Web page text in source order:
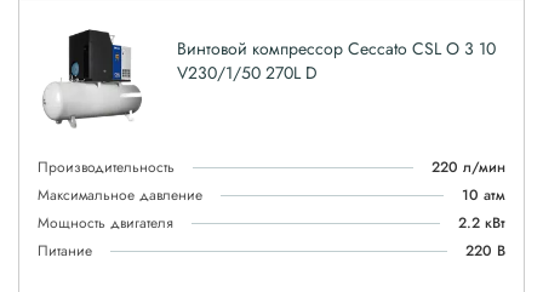
Винтовой компрессор Ceccato CSL O 3 10
V230/1/50 270L D
Производительность
220 л/мин
Максимальное давление
10 атм
Мощность двигателя
2.2 кВт
Питание
220 В